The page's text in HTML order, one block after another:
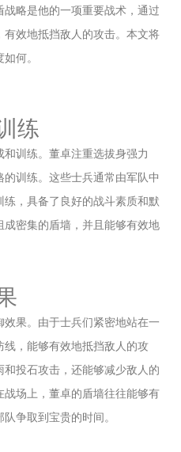
略是他的一项重要战术，通过
效地抵挡敌人的攻击。本文将
何。
练
训练。董卓注重选拔身强力
训练。这些士兵通常由军队中
，具备了良好的战斗素质和默
密集的盾墙，并且能够有效地
果。由于士兵们紧密地站在一
，能够有效地抵挡敌人的攻
投石攻击，还能够减少敌人的
场上，董卓的盾墙往往能够有
争取到宝贵的时间。